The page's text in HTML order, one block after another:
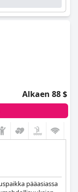
Alkaen 88 $
pääasiassa